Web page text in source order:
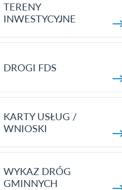
TERENY
INWESTYCYJNE
DROGI FDS
KARTY USŁUG /
WNIOSKI
WYKAZ DRÓG
GMINNYCH